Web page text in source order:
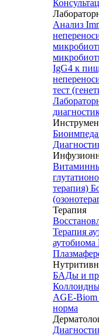
Анализ
IgG4 к
тест
терапия)
Терапия
Терапия
аутобиома
БАДы и
AGE-Biom
норма